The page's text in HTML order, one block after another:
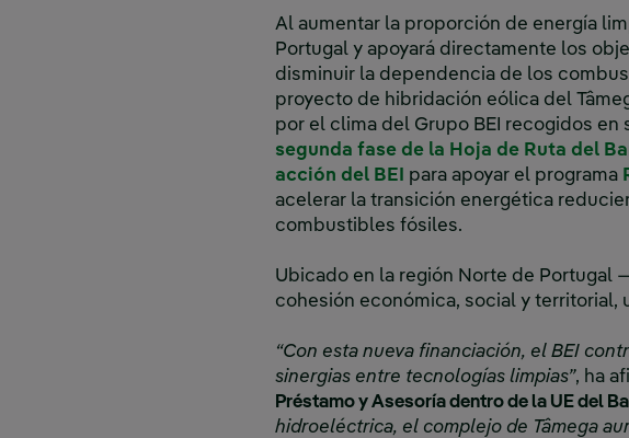
Al aumentar la proporción de energía
Portugal y apoyará directamente los
disminuir la dependencia de los
proyecto de hibridación eólica del
por el clima del Grupo BEI recogidos en
segunda fase de la Hoja de Ruta del
acción del BEI
Enlace externo, se abre
para apoyar el programa
acelerar la transición energética
combustibles fósiles.
Ubicado en la región Norte de Portugal
cohesión económica, social y territorial,
“Con esta nueva financiación, el BEI
sinergias entre tecnologías limpias”, ha
Préstamo y Asesoría dentro de la UE del
hidroeléctrica, el complejo de Tâmega